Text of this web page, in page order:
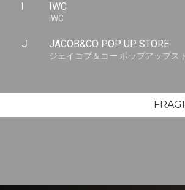
I IWC
IWC
J JACOB&CO POP UP STORE
ジェイコブ＆コー ポップアップス